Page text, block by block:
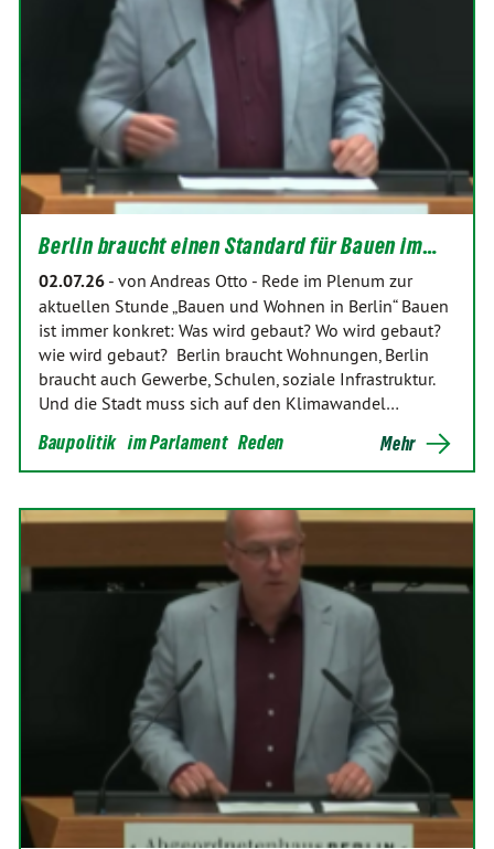
Berlin braucht einen Standard für Bauen im…
02.07.26 - von Andreas Otto - Rede im Plenum zur
aktuellen Stunde „Bauen und Wohnen in Berlin“ Bauen
ist immer konkret: Was wird gebaut? Wo wird gebaut?
wie wird gebaut? Berlin braucht Wohnungen, Berlin
braucht auch Gewerbe, Schulen, soziale Infrastruktur.
Und die Stadt muss sich auf den Klimawandel…
Baupolitik im Parlament Reden Mehr